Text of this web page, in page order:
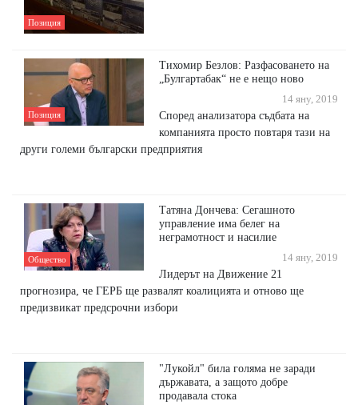
Позиция
Позиция
Тихомир Безлов: Разфасоването на
„Булгартабак“ не е нещо ново
14 яну, 2019
Според анализатора съдбата на
компанията просто повтаря тази на
други големи български предприятия
Общество
Татяна Дончева: Сегашното
управление има белег на
неграмотност и насилие
14 яну, 2019
Лидерът на Движение 21
прогнозира, че ГЕРБ ще развалят коалицията и отново ще
предизвикат предсрочни избори
"Лукойл" била голяма не заради
държавата, а защото добре
продавала стока